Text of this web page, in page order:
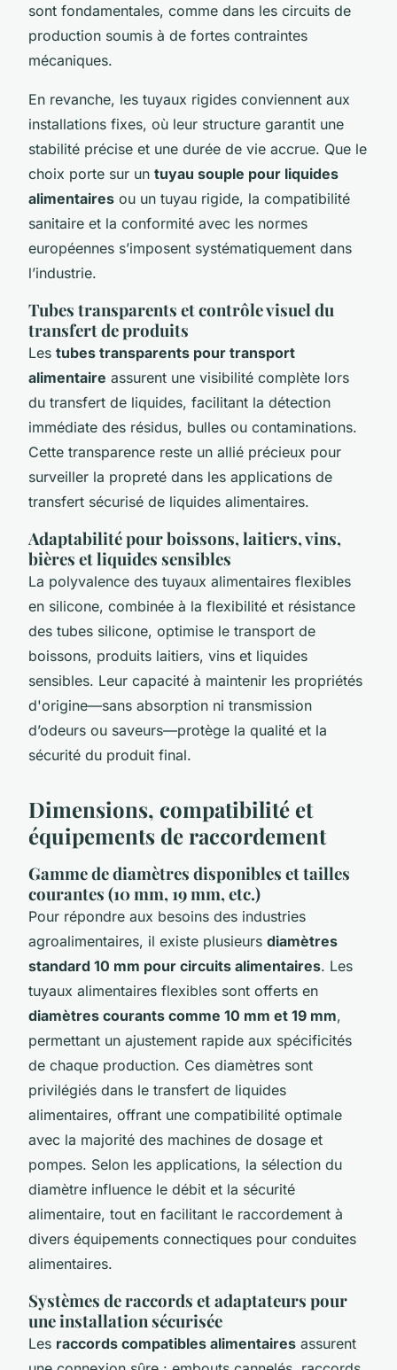
sont fondamentales, comme dans les circuits de
production soumis à de fortes contraintes
mécaniques.
En revanche, les tuyaux rigides conviennent aux
installations fixes, où leur structure garantit une
stabilité précise et une durée de vie accrue. Que le
choix porte sur un tuyau souple pour liquides
alimentaires ou un tuyau rigide, la compatibilité
sanitaire et la conformité avec les normes
européennes s’imposent systématiquement dans
l’industrie.
Tubes transparents et contrôle visuel du
transfert de produits
Les tubes transparents pour transport
alimentaire assurent une visibilité complète lors
du transfert de liquides, facilitant la détection
immédiate des résidus, bulles ou contaminations.
Cette transparence reste un allié précieux pour
surveiller la propreté dans les applications de
transfert sécurisé de liquides alimentaires.
Adaptabilité pour boissons, laitiers, vins,
bières et liquides sensibles
La polyvalence des tuyaux alimentaires flexibles
en silicone, combinée à la flexibilité et résistance
des tubes silicone, optimise le transport de
boissons, produits laitiers, vins et liquides
sensibles. Leur capacité à maintenir les propriétés
d'origine—sans absorption ni transmission
d’odeurs ou saveurs—protège la qualité et la
sécurité du produit final.
Dimensions, compatibilité et
équipements de raccordement
Gamme de diamètres disponibles et tailles
courantes (10 mm, 19 mm, etc.)
Pour répondre aux besoins des industries
agroalimentaires, il existe plusieurs diamètres
standard 10 mm pour circuits alimentaires. Les
tuyaux alimentaires flexibles sont offerts en
diamètres courants comme 10 mm et 19 mm,
permettant un ajustement rapide aux spécificités
de chaque production. Ces diamètres sont
privilégiés dans le transfert de liquides
alimentaires, offrant une compatibilité optimale
avec la majorité des machines de dosage et
pompes. Selon les applications, la sélection du
diamètre influence le débit et la sécurité
alimentaire, tout en facilitant le raccordement à
divers équipements connectiques pour conduites
alimentaires.
Systèmes de raccords et adaptateurs pour
une installation sécurisée
Les raccords compatibles alimentaires assurent